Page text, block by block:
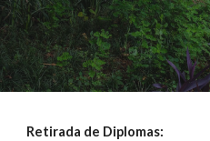
Retirada de Diplomas: